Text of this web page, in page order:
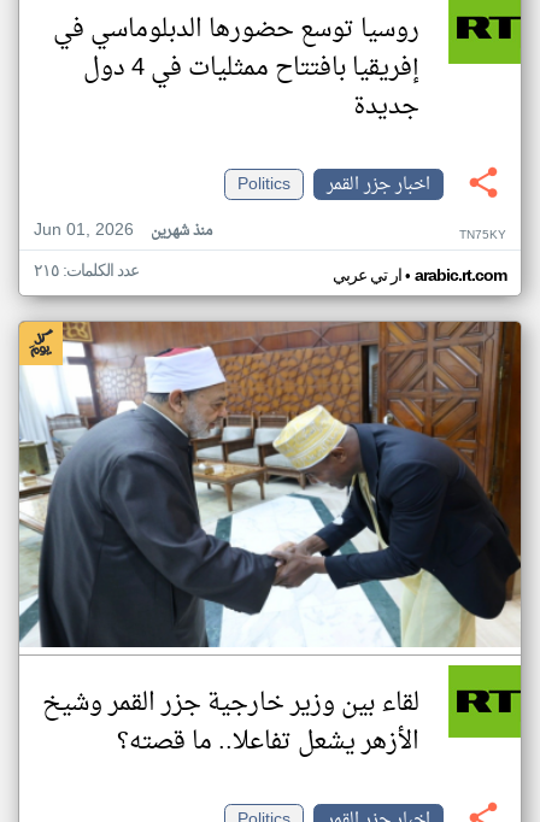
روسيا توسع حضورها الدبلوماسي في
إفريقيا بافتتاح ممثليات في 4 دول
جديدة
اخبار جزر القمر
Politics
Jun 01, 2026
منذ شهرين TN75KY
ار تي عربي• arabic.rt.com عدد الكلمات: ٢١٥
لقاء بين وزير خارجية جزر القمر وشيخ
الأزهر يشعل تفاعلا.. ما قصته؟